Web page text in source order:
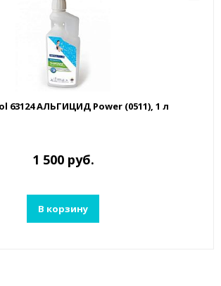
63124 АЛЬГИЦИД Power (0511), 1 л
1 500 руб.
В корзину